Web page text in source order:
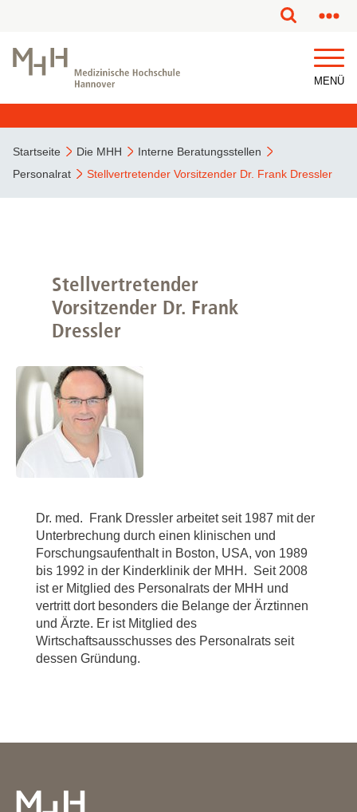
MENÜ
Startseite Die MHH
Interne Beratungsstellen
Personalrat
Stellvertretender Vorsitzender Dr. Frank Dressler
Stellvertretender
Vorsitzender Dr. Frank
Dressler
Dr. med. Frank Dressler arbeitet seit 1987 mit der
Unterbrechung durch einen klinischen und
Forschungsaufenthalt in Boston, USA, von 1989
bis 1992 in der Kinderklinik der MHH. Seit 2008
ist er Mitglied des Personalrats der MHH und
vertritt dort besonders die Belange der Ärztinnen
und Ärzte. Er ist Mitglied des
Wirtschaftsausschusses des Personalrats seit
dessen Gründung.